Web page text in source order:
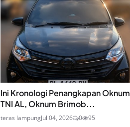
Ini Kronologi Penangkapan Oknum
TNI AL, Oknum Brimob...
teras lampungJul 04, 2026 0 95